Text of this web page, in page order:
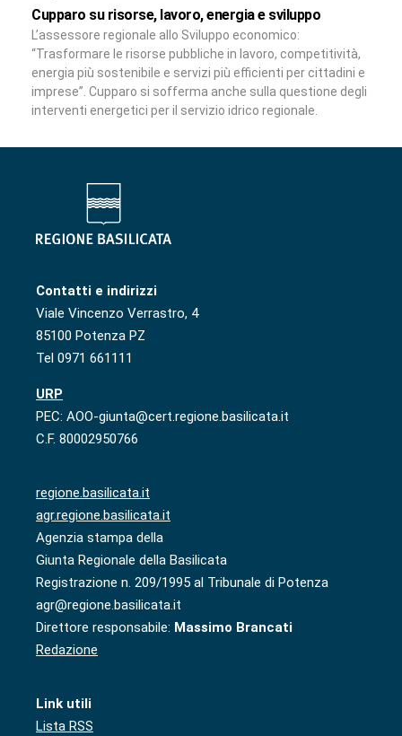
Cupparo su risorse, lavoro, energia e sviluppo
L’assessore regionale allo Sviluppo economico:
“Trasformare le risorse pubbliche in lavoro, competitività,
energia più sostenibile e servizi più efficienti per cittadini e
imprese”. Cupparo si sofferma anche sulla questione degli
interventi energetici per il servizio idrico regionale.
Contatti e indirizzi
Viale Vincenzo Verrastro, 4
85100 Potenza PZ
Tel 0971 661111
URP
PEC: AOO-giunta@cert.regione.basilicata.it
C.F. 80002950766
regione.basilicata.it
agr.regione.basilicata.it
Agenzia stampa della
Giunta Regionale della Basilicata
Registrazione n. 209/1995 al Tribunale di Potenza
agr@regione.basilicata.it
Direttore responsabile: Massimo Brancati
Redazione
Link utili
Lista RSS